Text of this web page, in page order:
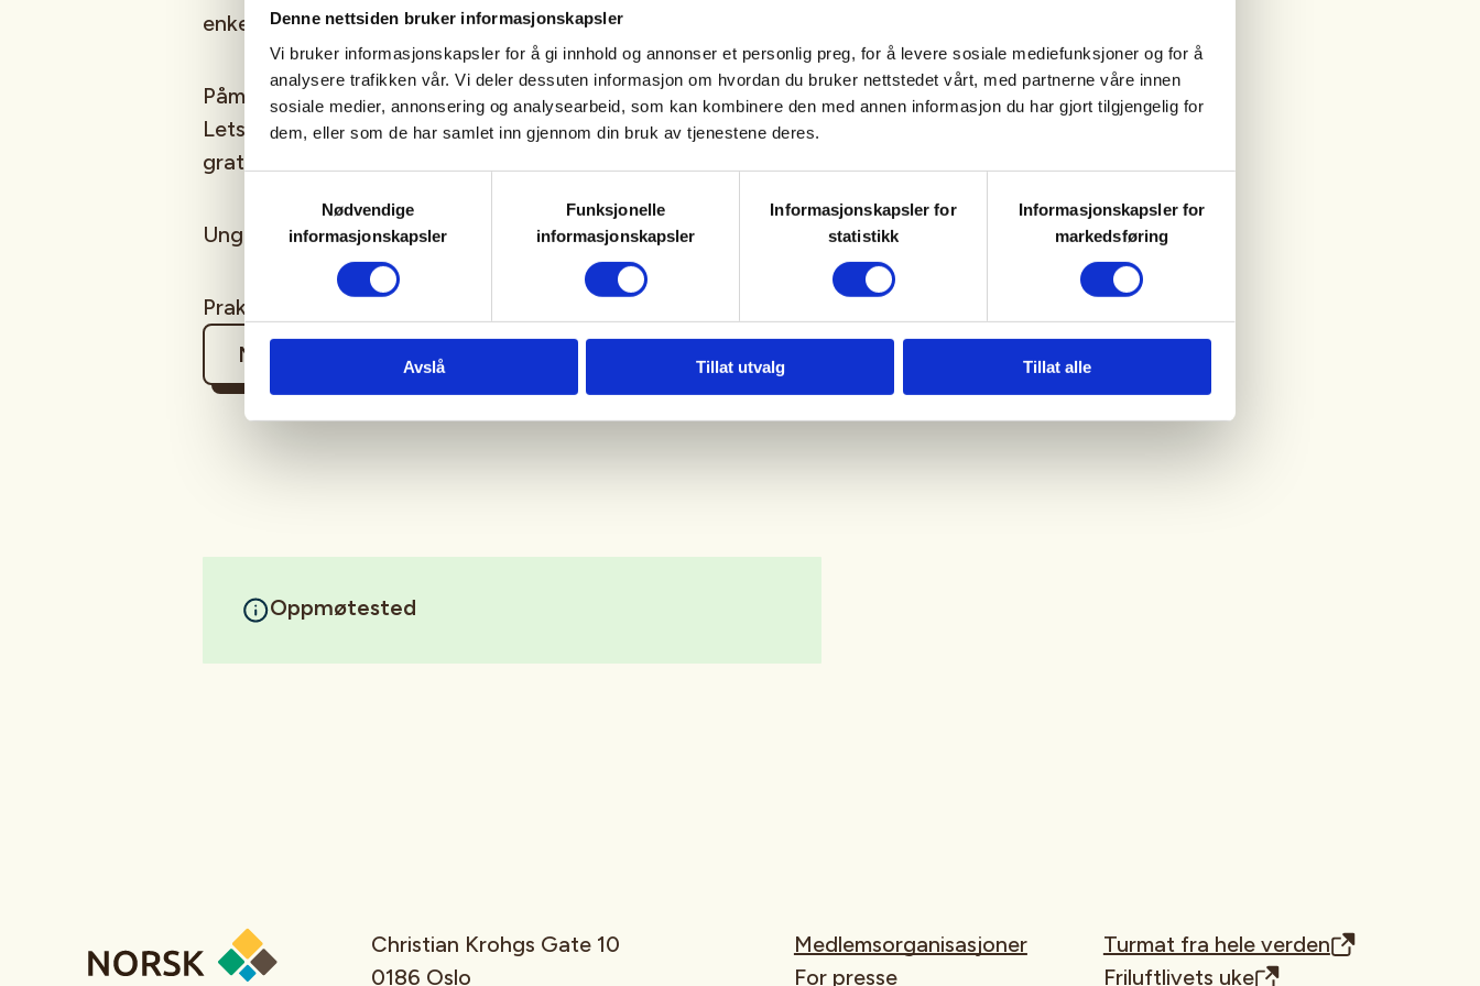
Denne nettsiden bruker informasjonskapsler
Vi bruker informasjonskapsler for å gi innhold og annonser et personlig preg, for å levere sosiale mediefunksjoner og for å
analysere trafikken vår. Vi deler dessuten informasjon om hvordan du bruker nettstedet vårt, med partnerne våre innen
sosiale medier, annonsering og analysearbeid, som kan kombinere den med annen informasjon du har gjort tilgjengelig for
dem, eller som de har samlet inn gjennom din bruk av tjenestene deres.
Nødvendige
informasjonskapsler
Funksjonelle
informasjonskapsler
Informasjonskapsler for
statistikk
Informasjonskapsler for
markedsføring
Avslå Tillat utvalg Tillat alle
enkel teori i forkant og gjennom dagen.
Påmelding og betaling gjøres fra aktivitetskalender via link til
LetsReg. Medlemmer i lokallaget NJFL og ungdom under 26
gratis, øvrige 200,-
Ungdom 14-16 år må ha fullmakt fra forelder
Praktiske detaljer avtales nærmere med de enkelte deltagerne
Mer informasjon
Oppmøtested
Christian Krohgs Gate 10
0186 Oslo
Medlemsorganisasjoner
For presse
Turmat fra hele verden
Friluftlivets uke